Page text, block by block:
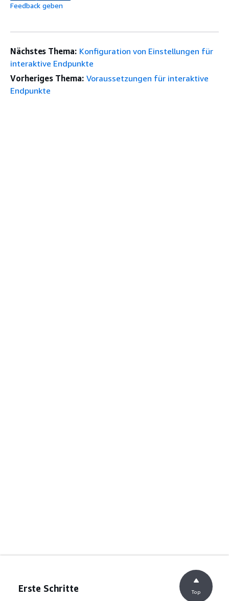
Feedback geben
Nächstes Thema: Konfiguration von Einstellungen für
interaktive Endpunkte
Vorheriges Thema: Voraussetzungen für interaktive
Endpunkte
Erste Schritte Top